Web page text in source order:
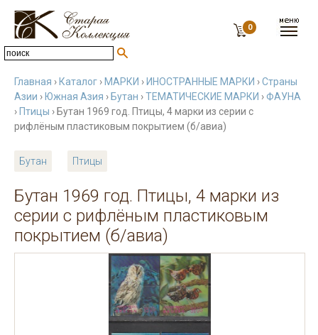
0
Главная › Каталог › МАРКИ › ИНОСТРАННЫЕ МАРКИ ›Страны
Азии › Южная Азия › Бутан ›ТЕМАТИЧЕСКИЕ МАРКИ ›ФАУНА
› Птицы › Бутан 1969 год. Птицы, 4 марки из серии с
рифлёным пластиковым покрытием (б/авиа)
Бутан Птицы
Бутан 1969 год. Птицы, 4 марки из
серии с рифлёным пластиковым
покрытием (б/авиа)